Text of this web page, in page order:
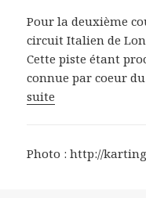
Pour la deuxième
circuit Italien de
Cette piste étant
connue par coeur
suite
Photo : http://